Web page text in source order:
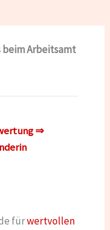
beim Arbeitsamt
⇒
fürwertvollen